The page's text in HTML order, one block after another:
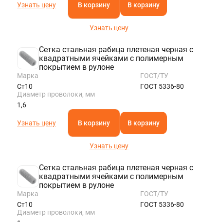
Узнать цену В корзину В корзину
Узнать цену
Сетка стальная рабица плетеная черная с
квадратными ячейками с полимерным
покрытием в рулоне
Марка
Ст10
ГОСТ/ТУ
ГОСТ 5336-80
Диаметр проволоки, мм
1,6
Узнать цену В корзину В корзину
Узнать цену
Сетка стальная рабица плетеная черная с
квадратными ячейками с полимерным
покрытием в рулоне
Марка
Ст10
ГОСТ/ТУ
ГОСТ 5336-80
Диаметр проволоки, мм